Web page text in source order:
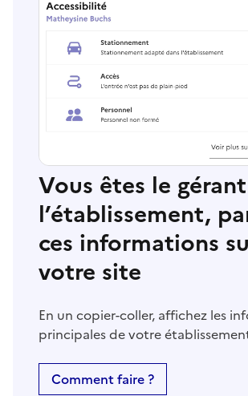
Vous êtes le
l’établissement,
ces informations
votre site
En un copier-coller, affichez les
principales de votre
Comment faire ?